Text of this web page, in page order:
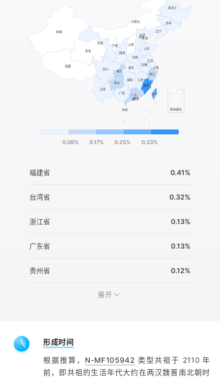
0.09% 0.17% 0.25% 0.33%
福建省 0.41%
台湾省 0.32%
浙江省 0.13%
广东省 0.13%
贵州省 0.12%
展开
形成时间
根据推算， N-MF105942 类型共祖于 2110 年
前，即共祖的生活年代大约在两汉魏晋南北朝时